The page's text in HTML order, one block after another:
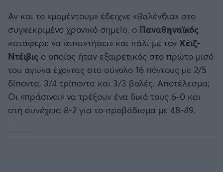
Αν και το «μομέντουμ» έδειχνε «Βαλένθια» στο
συγκεκριμένο χρονικό σημείο, ο Παναθηναϊκός
κατάφερε να «απαντήσει» και πάλι με τον Χέιζ-
Ντέιβις ο οποίος ήταν εξαιρετικός στο πρώτο μισό
του αγώνα έχοντας στο σύνολο 16 πόντους με 2/5
δίποντα, 3/4 τρίποντα και 3/3 βολές. Αποτέλεσμα;
Οι «πράσινοι» να τρέξουν ένα δικό τους 6-0 και
στη συνέχεια 8-2 για το προβάδισμα με 48-49.